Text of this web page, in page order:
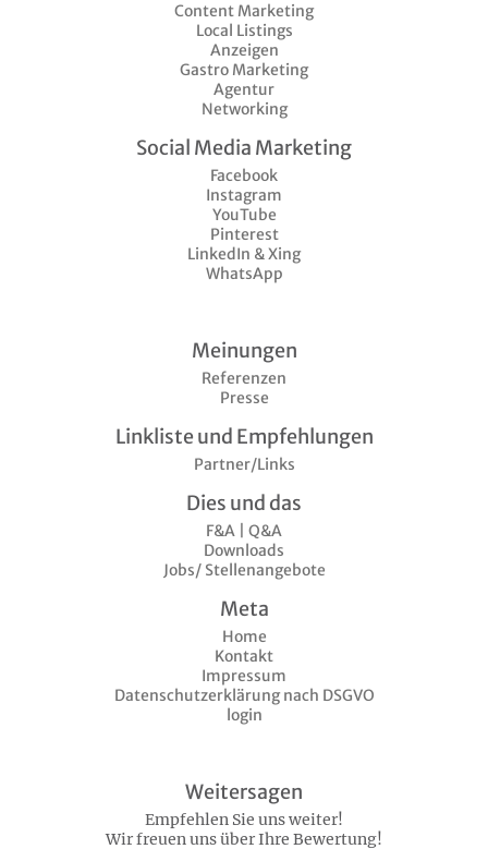
Content Marketing
Local Listings
Anzeigen
Gastro Marketing
Agentur
Networking
Social Media Marketing
Facebook
Instagram
YouTube
Pinterest
LinkedIn & Xing
WhatsApp
Meinungen
Referenzen
Presse
Linkliste und Empfehlungen
Partner/Links
Dies und das
F&A | Q&A
Downloads
Jobs/ Stellenangebote
Meta
Home
Kontakt
Impressum
Datenschutzerklärung nach DSGVO
login
Weitersagen
Empfehlen Sie uns weiter!
Wir freuen uns über Ihre Bewertung!